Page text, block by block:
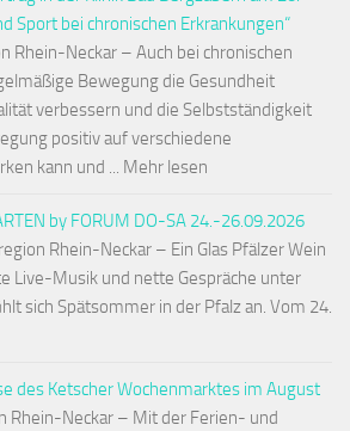
Sport bei chronischen Erkrankungen“
Rhein-Neckar – Auch bei chronischen
Bewegung die Gesundheit
verbessern und die Selbstständigkeit
positiv auf verschiedene
kann und ... Mehr lesen
by FORUM DO-SA 24.-26.09.2026
Rhein-Neckar – Ein Glas Pfälzer Wein
Live-Musik und nette Gespräche unter
sich Spätsommer in der Pfalz an. Vom 24.
des Ketscher Wochenmarktes im August
Rhein-Neckar – Mit der Ferien- und